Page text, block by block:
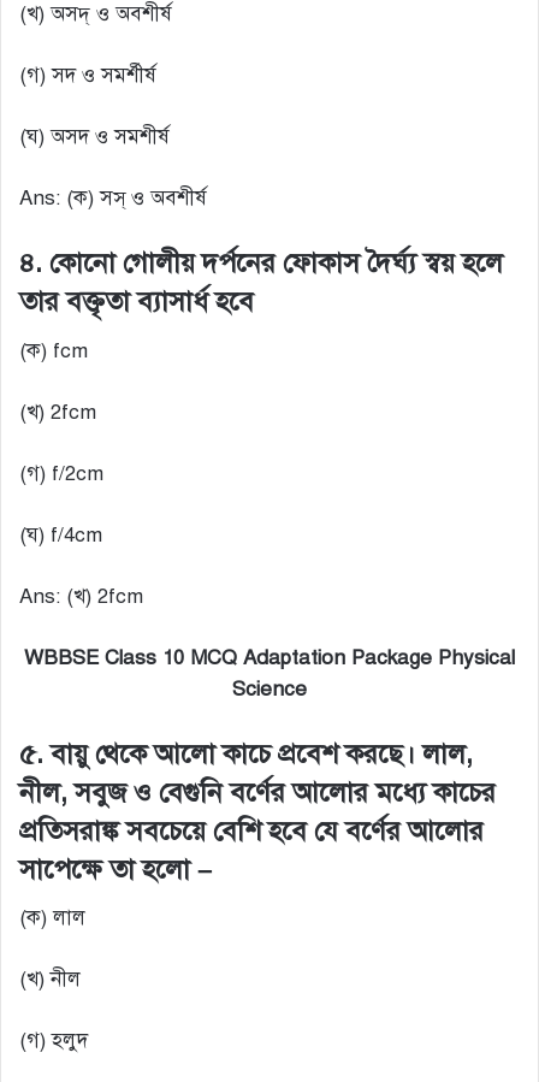
(খ) অসদ্ ও অবশীর্ষ
(গ) সদ ও সমর্শীর্ষ
(ঘ) অসদ ও সমশীর্ষ
Ans: (ক) সস্ ও অবশীর্ষ
৪. কোনো গোলীয় দর্পনের ফোকাস দৈর্ঘ্য স্বয় হলে
তার বক্তৃতা ব্যাসার্ধ হবে
(ক) fcm
(খ) 2fcm
(গ) f/2cm
(ঘ) f/4cm
Ans: (খ) 2fcm
WBBSE Class 10 MCQ Adaptation Package Physical
Science
৫. বায়ু থেকে আলো কাচে প্রবেশ করছে। লাল,
নীল, সবুজ ও বেগুনি বর্ণের আলোর মধ্যে কাচের
প্রতিসরাঙ্ক সবচেয়ে বেশি হবে যে বর্ণের আলোর
সাপেক্ষে তা হলো –
(ক) লাল
(খ) নীল
(গ) হলুদ